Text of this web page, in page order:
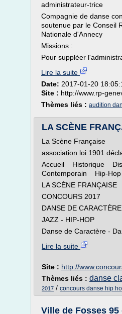
administrateur-trice
Compagnie de danse
soutenue par le Conseil
Nationale d'Annecy
Missions :
Pour suppléer
Lire la suite
Date: 2017-01-20
Site : http://www.rp-
Thèmes liés : audition
LA SCÈNE
La Scène Française
association loi 1901
Accueil Historique
Contemporain Hip-
LA SCÈNE FRANÇAISE
CONCOURS 2017
DANSE DE
JAZZ - HIP-HOP
Danse de Caractère -
Lire la suite
Site : http://
Thèmes liés : danse
2017 / concours danse hip
Ville de Fosses